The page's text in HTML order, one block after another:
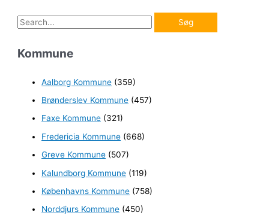
S
g
Kommune
Aalborg Kommune (359)
Brønderslev Kommune (457)
Faxe Kommune (321)
Fredericia Kommune (668)
Greve Kommune (507)
Kalundborg Kommune (119)
Københavns Kommune (758)
Norddjurs Kommune (450)